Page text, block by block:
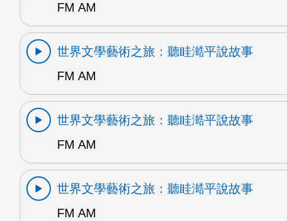
FM AM
世界文學藝術之旅：聽眭澔平說故事
FM AM
世界文學藝術之旅：聽眭澔平說故事
FM AM
世界文學藝術之旅：聽眭澔平說故事
FM AM